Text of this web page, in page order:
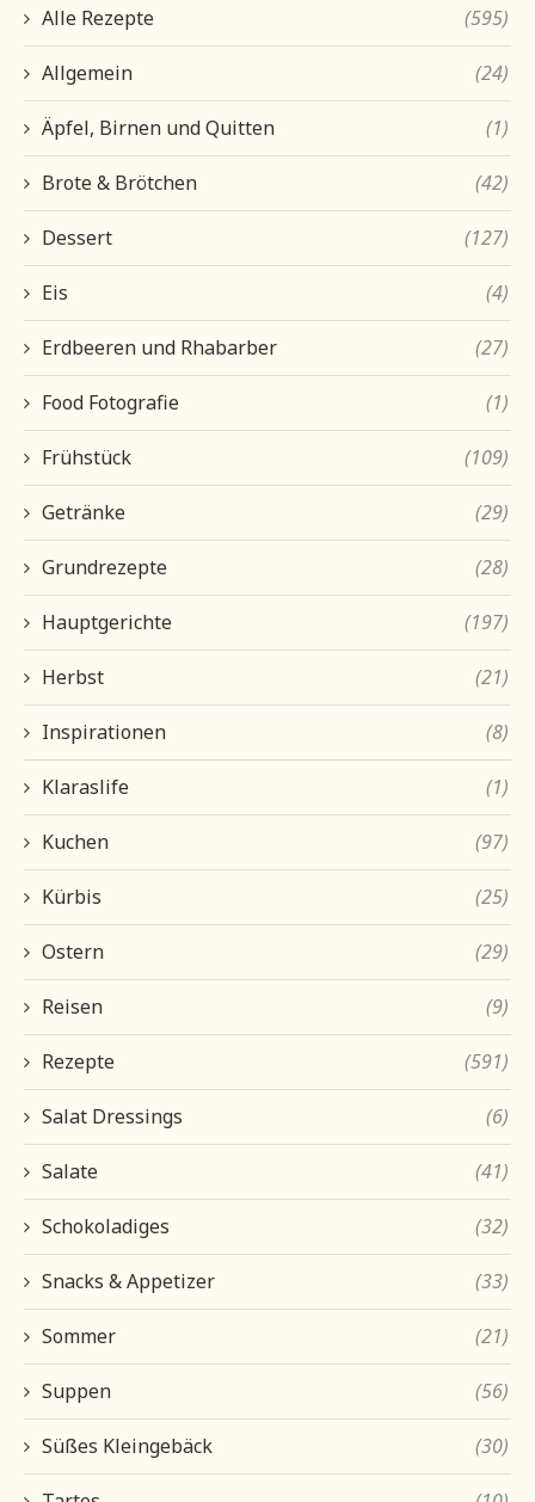
Alle Rezepte (595)
Allgemein (24)
Äpfel, Birnen und Quitten (1)
Brote & Brötchen (42)
Dessert (127)
Eis (4)
Erdbeeren und Rhabarber (27)
Food Fotografie (1)
Frühstück (109)
Getränke (29)
Grundrezepte (28)
Hauptgerichte (197)
Herbst (21)
Inspirationen (8)
Klaraslife (1)
Kuchen (97)
Kürbis (25)
Ostern (29)
Reisen (9)
Rezepte (591)
Salat Dressings (6)
Salate (41)
Schokoladiges (32)
Snacks & Appetizer (33)
Sommer (21)
Suppen (56)
Süßes Kleingebäck (30)